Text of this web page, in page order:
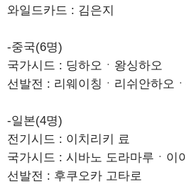
와일드카드 : 김은지
-중국(6명)
국가시드 : 딩하오ㆍ왕싱하오
선발전 : 리웨이칭ㆍ리쉬안하오
-일본(4명)
전기시드 : 이치리키 료
국가시드 : 시바노 도라마루ㆍ이
선발전 : 후쿠오카 고타로